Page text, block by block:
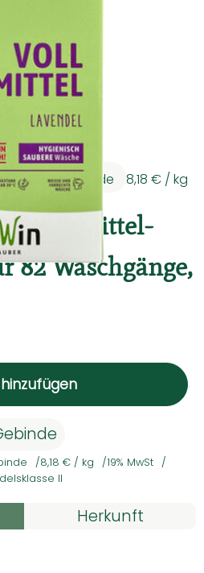
geht's
82 Waschgänge,
€/ Gebinde 8,18 € / kg
hinzufügen
Produkt zum Warenkorb
8,18 € / kg
19% MwSt
II
Herkunft